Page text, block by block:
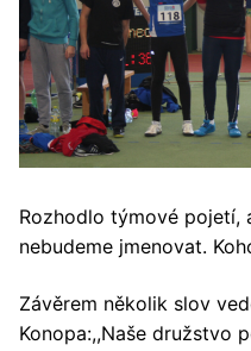
Rozhodlo týmové pojetí,
nebudeme jmenovat.
Závěrem několik slov
Konopa:,,Naše družstvo